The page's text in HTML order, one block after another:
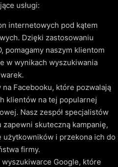
usługi:
internetowych pod kątem
Dzięki zastosowaniu
pomagamy naszym klientom
w wynikach wyszukiwania
na Facebooku, które pozwalają
klientów na tej popularnej
Nasz zespół specjalistów
zapewni skuteczną kampanię,
użytkowników i przekona ich do
firmy.
Google, które